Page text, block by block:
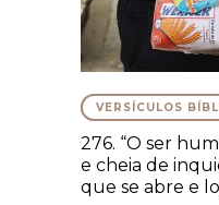
VERSÍCULOS
276. “O ser
e cheia de
que se abre e